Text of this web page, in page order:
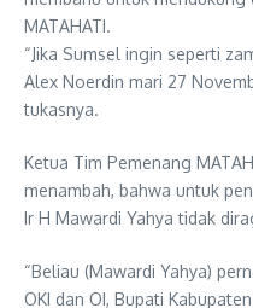
MATAHATI.
“Jika Sumsel ingin seperti
Alex Noerdin mari 27
tukasnya.
Ketua Tim Pemenang
menambah, bahwa untuk
Ir H Mawardi Yahya tidak
“Beliau (Mawardi Yahya)
OKI dan OI, Bupati